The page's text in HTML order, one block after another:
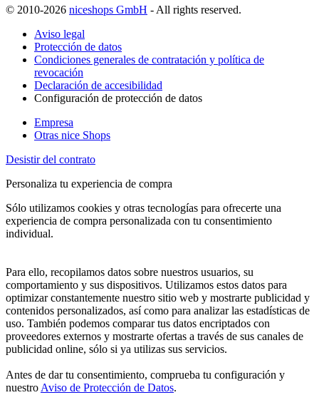
© 2010-2026 niceshops GmbH - All rights reserved.
Aviso legal
Protección de datos
Condiciones generales de contratación y política de
revocación
Declaración de accesibilidad
Configuración de protección de datos
Empresa
Otras nice Shops
Desistir del contrato
Personaliza tu experiencia de compra
Sólo utilizamos cookies y otras tecnologías para ofrecerte una
experiencia de compra personalizada con tu consentimiento
individual.
Para ello, recopilamos datos sobre nuestros usuarios, su
comportamiento y sus dispositivos. Utilizamos estos datos para
optimizar constantemente nuestro sitio web y mostrarte publicidad y
contenidos personalizados, así como para analizar las estadísticas de
uso. También podemos comparar tus datos encriptados con
proveedores externos y mostrarte ofertas a través de sus canales de
publicidad online, sólo si ya utilizas sus servicios.
Antes de dar tu consentimiento, comprueba tu configuración y
nuestro Aviso de Protección de Datos.